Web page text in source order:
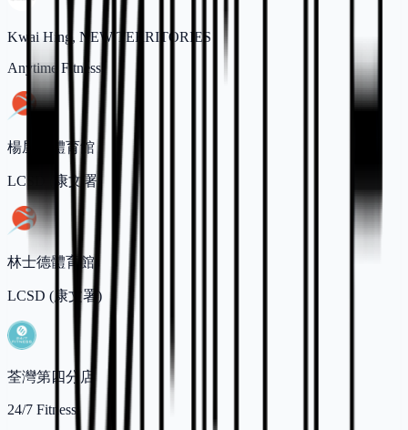
Kwai Hing, NEW TERRITORIES
Anytime Fitness
楊屋道體育館
LCSD (康文署)
林士德體育館
LCSD (康文署)
荃灣第四分店
24/7 Fitness